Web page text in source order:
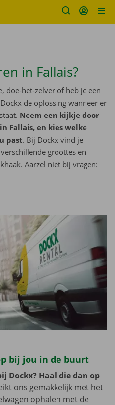
in Fallais?
doe-het-zelver of heb je een
de oplossing wanneer er
Neem een kijkje door
Fallais, en kies welke
past. Bij Dockx vind je
groottes en
Aarzel niet bij vragen:
bij jou in de buurt
Dockx? Haal die dan op
ons gemakkelijk met het
ophalen met de